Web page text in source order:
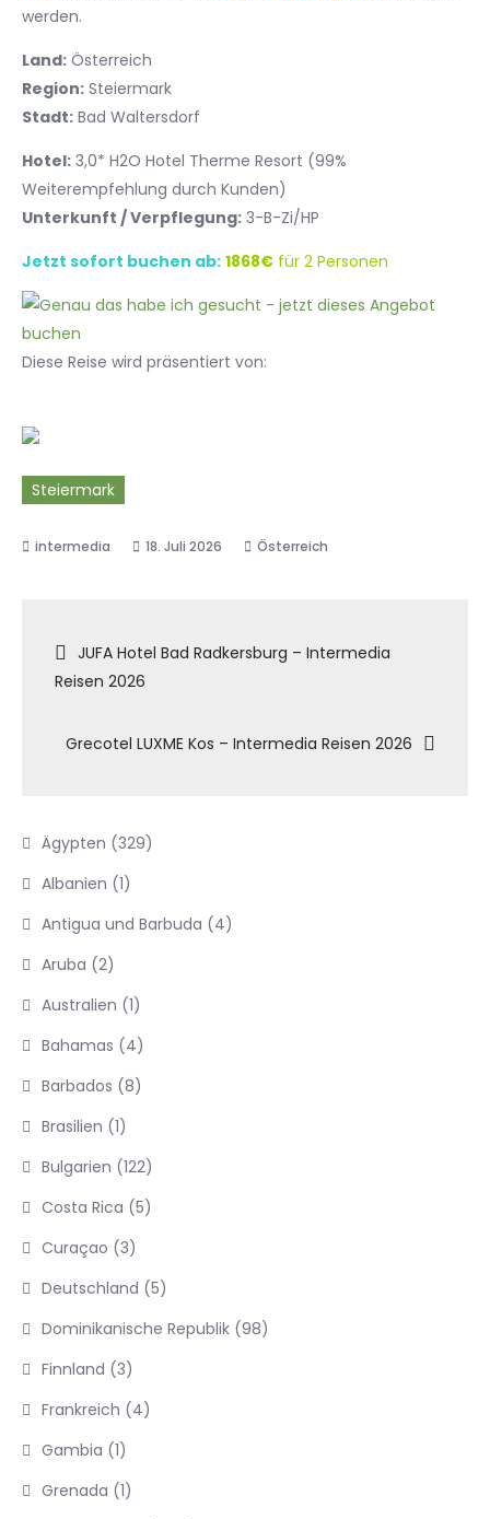
werden.
Land: Österreich
Region: Steiermark
Stadt: Bad Waltersdorf
Hotel: 3,0* H2O Hotel Therme Resort (99%
Weiterempfehlung durch Kunden)
Unterkunft / Verpflegung: 3-B-Zi/HP
Jetzt sofort buchen ab: 1868€ für 2 Personen
Diese Reise wird präsentiert von:
Steiermark
18. Juli 2026 Österreich
Beitragsnavigation
JUFA Hotel Bad Radkersburg – Intermedia
Reisen 2026
Grecotel LUXME Kos – Intermedia Reisen 2026
Ägypten (329)
Albanien (1)
Antigua und Barbuda (4)
Aruba (2)
Australien (1)
Bahamas (4)
Barbados (8)
Brasilien (1)
Bulgarien (122)
Costa Rica (5)
Curaçao (3)
Deutschland (5)
Dominikanische Republik (98)
Finnland (3)
Frankreich (4)
Gambia (1)
Grenada (1)